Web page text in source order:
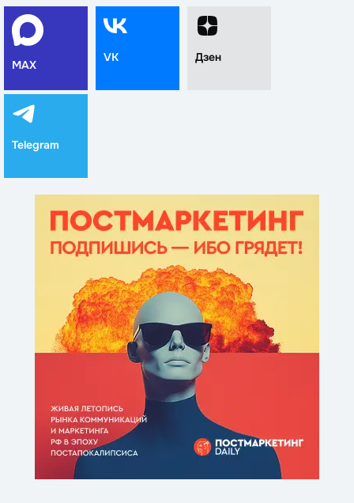
MAX
VK Дзен
Telegram